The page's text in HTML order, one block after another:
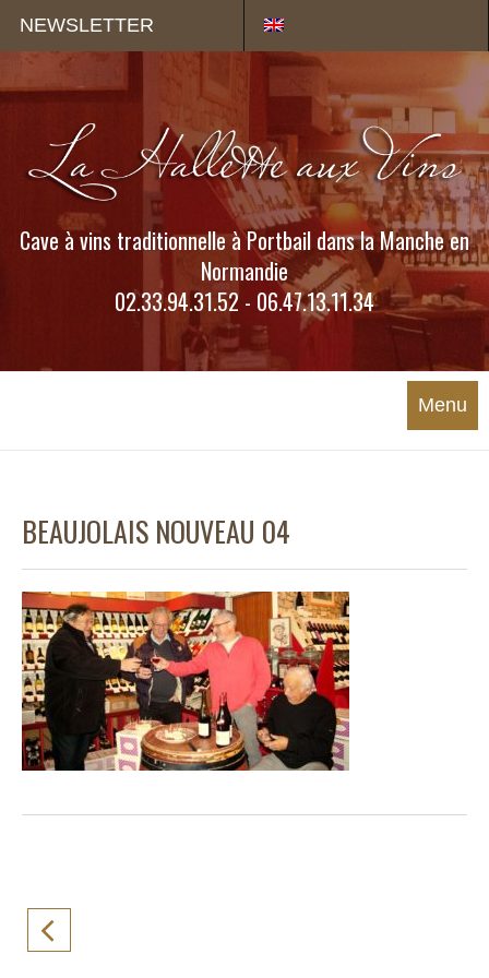
NEWSLETTER
Cave à vins traditionnelle à Portbail dans la Manche en
Normandie
02.33.94.31.52 - 06.47.13.11.34
Menu
BEAUJOLAIS NOUVEAU 04
Panneau de gestion des cookies